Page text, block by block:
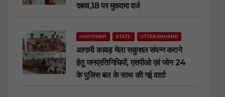
दबाव,18 पर मुकदमा दर्ज
HARIDWAR STATE UTTARAKHAND
आगामी कावड़ मेला सकुशल संपन्न कराने
हेतु जनप्रतिनिधियों, एसपीओ एवं जोन 24
के पुलिस बल के साथ की गई वार्ता